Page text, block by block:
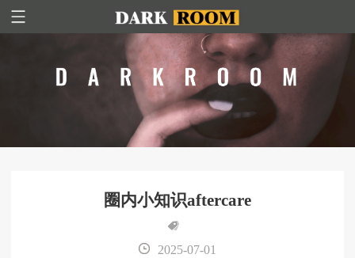
圈内小知识aftercare
2025-07-01